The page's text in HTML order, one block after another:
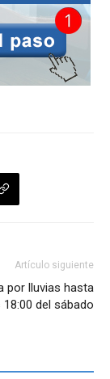
Artículo siguiente
por lluvias hasta
18:00 del sábado